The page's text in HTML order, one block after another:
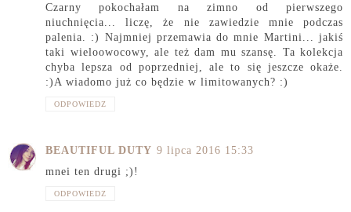
Czarny pokochałam na zimno od pierwszego
niuchnięcia... liczę, że nie zawiedzie mnie podczas
palenia. :) Najmniej przemawia do mnie Martini... jakiś
taki wieloowocowy, ale też dam mu szansę. Ta kolekcja
chyba lepsza od poprzedniej, ale to się jeszcze okaże.
:)A wiadomo już co będzie w limitowanych? :)
ODPOWIEDZ
BEAUTIFUL DUTY 9 lipca 2016 15:33
mnei ten drugi ;)!
ODPOWIEDZ